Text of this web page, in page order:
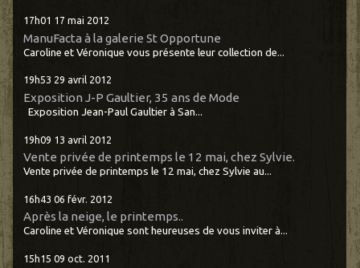
17h01 17 mai 2012
ManuFacta à la galerie St Opportune
Caroline et Véronique vous présente leur collection de...
19h53 29 avril 2012
Exposition J-P Gaultier, 35 ans de Mode
Exposition Jean-Paul Gaultier à San...
19h09 13 avril 2012
Vente privée de printemps le 12 mai, chez Sylvie.
Vente privée de printemps le 12 mai, chez Sylvie au...
16h43 06 févr. 2012
Après la neige, le printemps..
Caroline et Véronique sont heureuses de vous inviter à...
15h15 09 oct. 2011